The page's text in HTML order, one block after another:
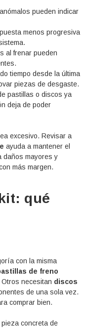
pueden indicar
menos progresiva
al frenar pueden
tiempo desde la última
piezas de desgaste.
pastillas o discos ya
deja de poder
excesivo. Revisar a
ayuda a mantener el
daños mayores y
más margen.
qué
con la misma
de freno
necesitan discos
de una sola vez.
comprar bien.
concreta de